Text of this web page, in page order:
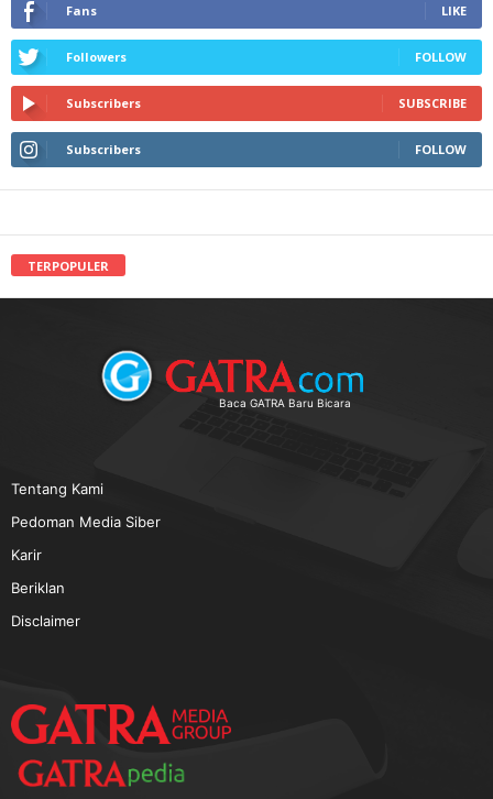
Fans LIKE
Followers FOLLOW
Subscribers SUBSCRIBE
Subscribers FOLLOW